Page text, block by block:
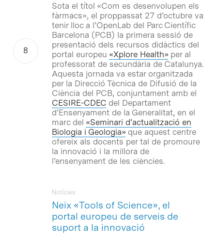
Sota el títol «Com es desenvolupen els
fàrmacs», el proppassat 27 d’octubre va
tenir lloc a l’OpenLab del Parc Científic
Barcelona (PCB) la primera sessió de
presentació dels recursos didàctics del
portal europeu «Xplore Health»per al
professorat de secundària de Catalunya.
Aquesta jornada va estar organitzada
per la Direcció Tècnica de Difusió de la
Ciència del PCB, conjuntament amb el
CESIRE-CDECdel Departament
d’Ensenyament de la Generalitat, en el
marc del «Seminari d’actualització en
Biologia i Geologia»que aquest centre
ofereix als docents per tal de promoure
la innovació i la millora de
l’ensenyament de les ciències.
Neix «Tools of Science», el
portal europeu de serveis de
suport a la innovació
Notícies